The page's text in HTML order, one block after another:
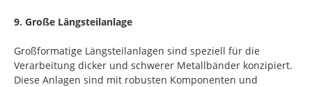
9. Große Längsteilanlage
Großformatige Längsteilanlagen sind speziell für die
Verarbeitung dicker und schwerer Metallbänder konzipiert.
Diese Anlagen sind mit robusten Komponenten und